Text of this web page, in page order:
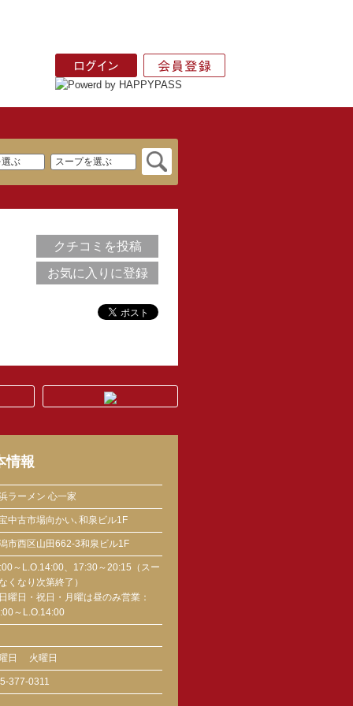
クチコミを投稿
お気に入りに登録
情報
ラーメン 心一家
中古市場向かい､和泉ビル1F
市西区山田662-3和泉ビル1F
～L.O.14:00、17:30～20:15（スー
くなり次第終了）
曜日・祝日・月曜は昼のみ営業：
～L.O.14:00
日 火曜日
377-0311